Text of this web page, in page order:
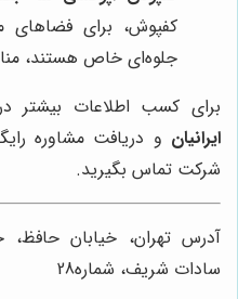
کفپوش، برای فضاهای
جلوه‌ای خاص هستند،
برای کسب اطلاعات بیشتر
ایرانیان و دریافت مشاوره
شرکت تماس بگیرید.
آدرس تهران، خیابان
سادات شریف، شماره28